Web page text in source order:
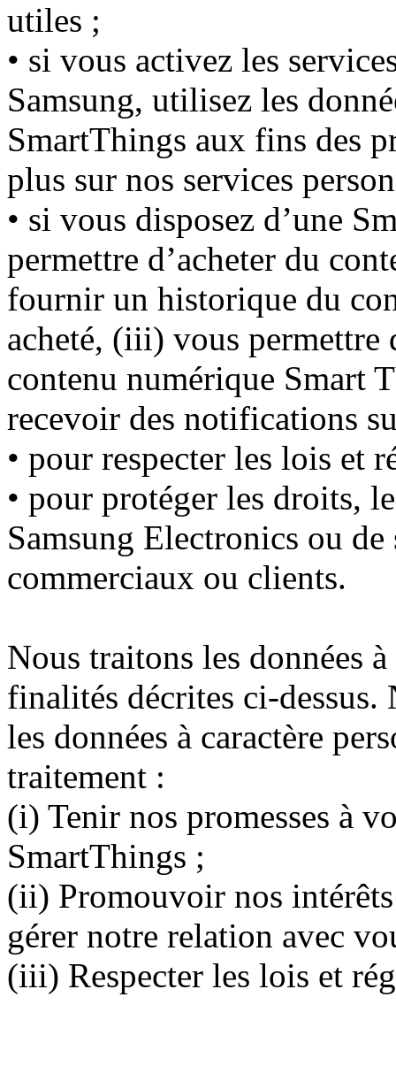
utiles ;
• si vous activez les
Samsung, utilisez les
SmartThings aux fins des
plus sur nos services
• si vous disposez d’une
permettre d’acheter du
fournir un historique du
acheté, (iii) vous permettre
contenu numérique Smart
recevoir des notifications
• pour respecter les lois et
• pour protéger les droits,
Samsung Electronics ou
commerciaux ou clients.
Nous traitons les données
finalités décrites ci-
les données à caractère
traitement :
(i) Tenir nos promesses à
SmartThings ;
(ii) Promouvoir nos
gérer notre relation avec
(iii) Respecter les lois et